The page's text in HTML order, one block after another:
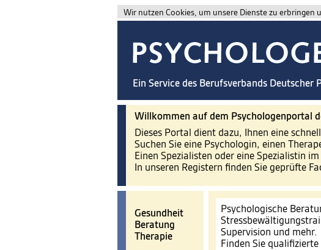
Wir nutzen Cookies, um unsere Dienste zu erbringen
Ein Service des Berufsverbands Deutscher
Willkommen auf dem Psychologenportal
Dieses Portal dient dazu, Ihnen eine
Suchen Sie eine Psychologin, einen
Einen Spezialisten oder eine Spezialistin
In unseren Registern finden Sie geprüfte
Gesundheit
Beratung
Therapie
Psychologische
Supervision und mehr.
Finden Sie